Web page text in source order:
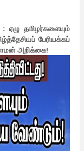
: ஏழு தமிழர்களையும்
பேரியக்கப்
அறிக்கை!